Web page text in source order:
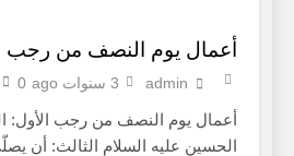
أعمال يوم النصف من رجب
admin 3 سنوات ago 0
أعمال يوم النصف من رجب الأول:
الحسين عليه السلام الثالث: أن